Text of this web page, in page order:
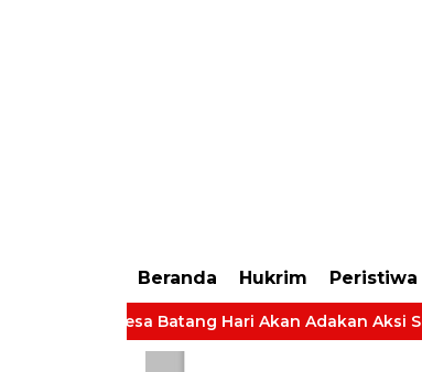
Beranda Hukrim Peristiwa
Desa Batang Hari Akan Adakan Aksi